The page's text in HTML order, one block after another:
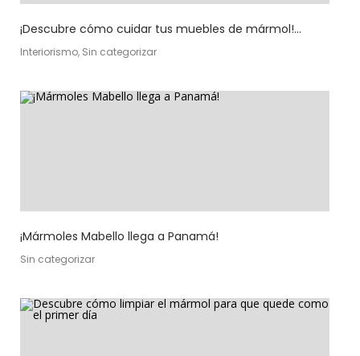
¡Descubre cómo cuidar tus muebles de mármol!...
Interiorismo, Sin categorizar
¡Mármoles Mabello llega a Panamá!
Sin categorizar